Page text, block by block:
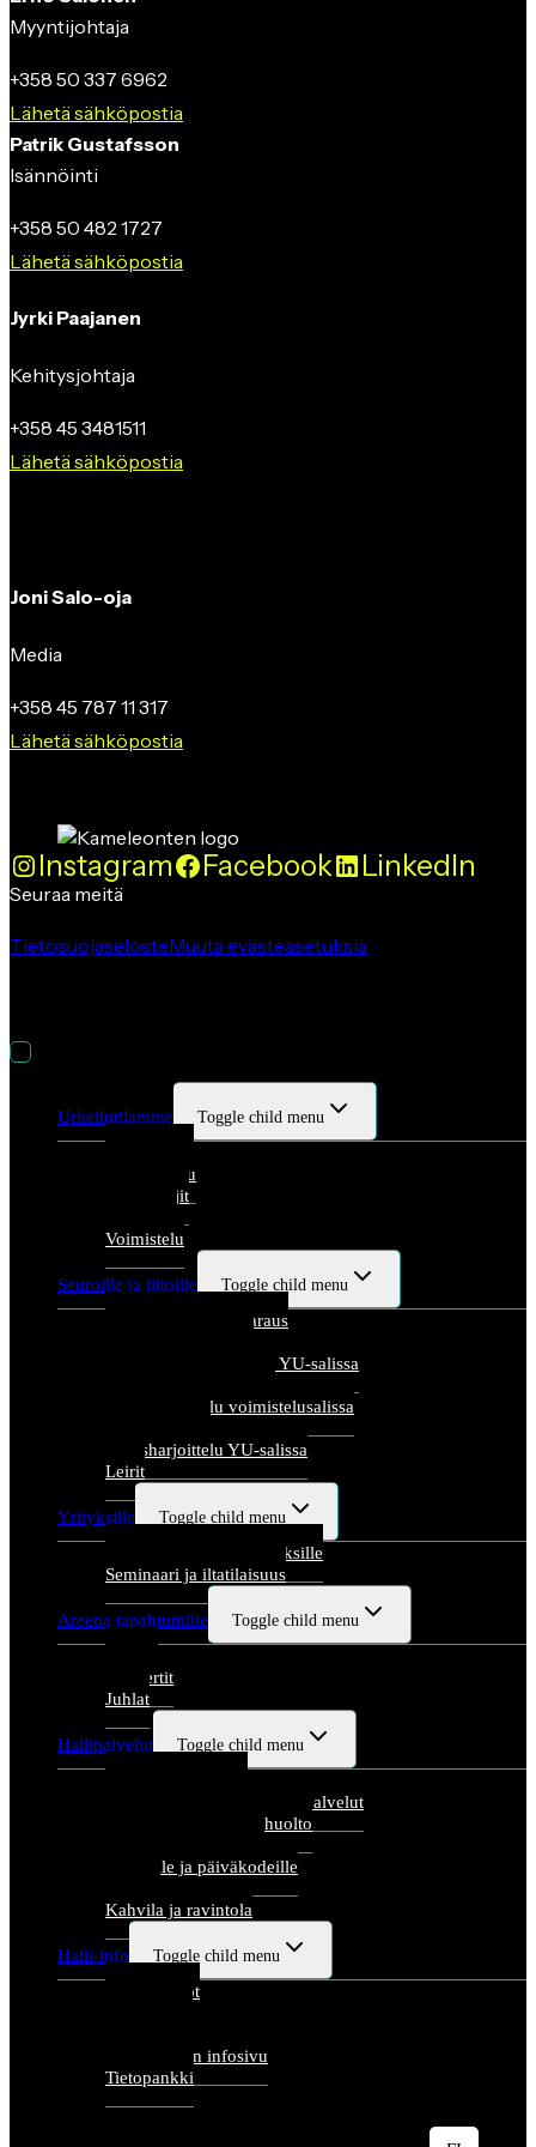
Myyntijohtaja
+358 50 337 6962
Lähetä sähköpostia
Patrik Gustafsson
Isännöinti
+358 50 482 1727
Lähetä sähköpostia
Jyrki Paajanen
Kehitysjohtaja
+358 45 3481511
Lähetä sähköpostia
Joni Salo-oja
Media
+358 45 787 11 317
Lähetä sähköpostia
Instagram Facebook LinkedIn
Seuraa meitä
TietosuojaselosteMuuta evästeasetuksia
Urheilutilamme Toggle child menu
Yleisurheilu
Palloilulajit
Voimistelu
Seuroille ja liitoille Toggle child menu
Lämmittelyoikeusvaraus
Avoimet harjoitteluajat YU-salissa
Oheisharjoittelu voimistelusalissa
Oheisharjoittelu YU-salissa
Leirit
Yrityksille Toggle child menu
Liikuntatilaisuudet yrityksille
Seminaari ja iltatilaisuus
Areena tapahtumille Toggle child menu
Konsertit
Juhlat
Hallipalvelut Toggle child menu
Urheiluseurojen tarjoamat palvelut
Hyvinvointi ja kehonhuolto
Kouluille ja päiväkodeille
Kahvila ja ravintola
Halli-info Toggle child menu
Yhteystiedot
Tapahtumien infosivu
Tietopankki